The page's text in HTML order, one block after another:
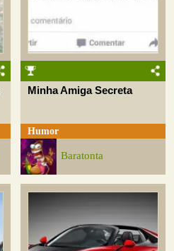
Minha Amiga Secreta
Humor
Baratonta